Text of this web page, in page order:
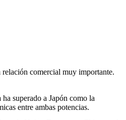
relación comercial muy importante.
superado a Japón como la
entre ambas potencias.